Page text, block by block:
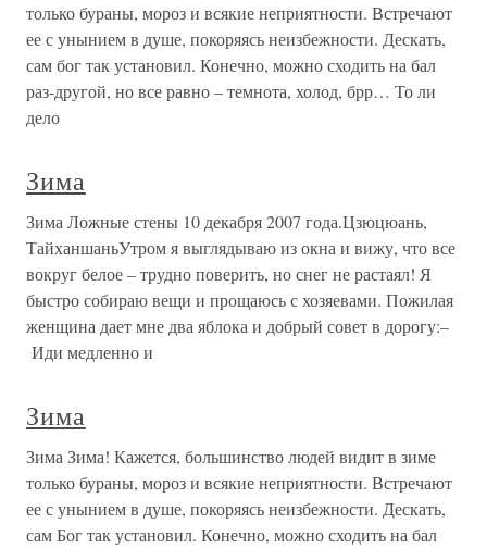
только бураны, мороз и всякие неприятности. Встречают
ее с унынием в душе, покоряясь неизбежности. Дескать,
сам бог так установил. Конечно, можно сходить на бал
раз-другой, но все равно – темнота, холод, брр… То ли
дело
Зима
Зима Ложные стены 10 декабря 2007 года.Цзюцюань,
ТайханшаньУтром я выглядываю из окна и вижу, что все
вокруг белое – трудно поверить, но снег не растаял! Я
быстро собираю вещи и прощаюсь с хозяевами. Пожилая
женщина дает мне два яблока и добрый совет в дорогу:–
Иди медленно и
Зима
Зима Зима! Кажется, большинство людей видит в зиме
только бураны, мороз и всякие неприятности. Встречают
ее с унынием в душе, покоряясь неизбежности. Дескать,
сам Бог так установил. Конечно, можно сходить на бал